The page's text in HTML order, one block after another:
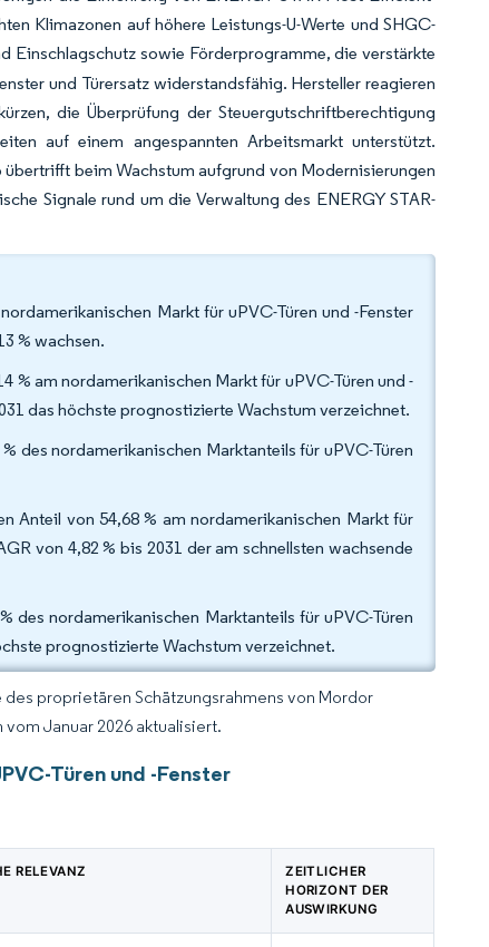
Klimazonen auf höhere Leistungs-U-Werte und SHGC-
Einschlagschutz sowie Förderprogramme, die verstärkte
und Türersatz widerstandsfähig. Hersteller reagieren
die Überprüfung der Steuergutschriftberechtigung
auf einem angespannten Arbeitsmarkt unterstützt.
beim Wachstum aufgrund von Modernisierungen
Signale rund um die Verwaltung des ENERGY STAR-
Markt für uPVC-Türen und -Fenster
% wachsen.
% am nordamerikanischen Markt für uPVC-Türen und -
das höchste prognostizierte Wachstum verzeichnet.
des nordamerikanischen Marktanteils für uPVC-Türen
Anteil von 54,68 % am nordamerikanischen Markt für
von 4,82 % bis 2031 der am schnellsten wachsende
des nordamerikanischen Marktanteils für uPVC-Türen
prognostizierte Wachstum verzeichnet.
proprietären Schätzungsrahmens von Mordor
Januar 2026 aktualisiert.
Türen und -Fenster
RELEVANZ
ZEITLICHER
HORIZONT DER
AUSWIRKUNG